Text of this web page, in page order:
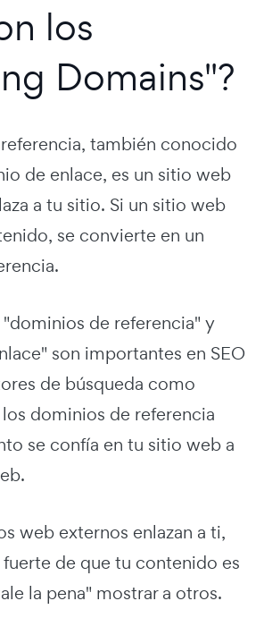
los
Domains"?
también conocido
de enlace, es un sitio web
a tu sitio. Si un sitio web
se convierte en un
de referencia" y
son importantes en SEO
de búsqueda como
dominios de referencia
se confía en tu sitio web a
web externos enlazan a ti,
fuerte de que tu contenido es
la pena" mostrar a otros.